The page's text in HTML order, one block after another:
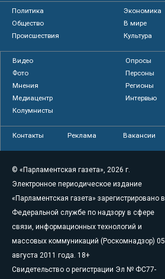
Политика
Экономика
Общество
В мире
Происшествия
Культура
Видео
Опросы
Фото
Персоны
Мнения
Регионы
Медиацентр
Интервью
Колумнисты
Контакты Реклама Вакансии
© «Парламентская газета», 2026 г.
Электронное периодическое издание
«Парламентская газета» зарегистрировано в
Федеральной службе по надзору в сфере
связи, информационных технологий и
массовых коммуникаций (Роскомнадзор) 05
августа 2011 года. 18+
Свидетельство о регистрации Эл № ФС77-